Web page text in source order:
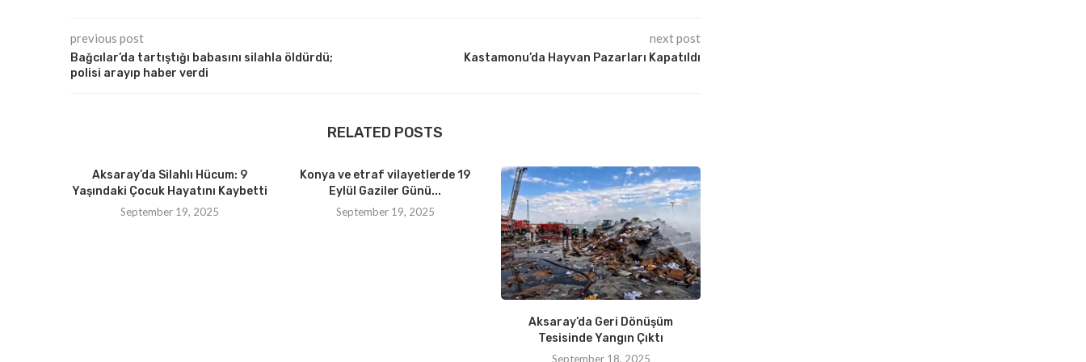
previous post
Bağcılar’da tartıştığı babasını silahla öldürdü;
polisi arayıp haber verdi
next post
Kastamonu’da Hayvan Pazarları Kapatıldı
RELATED POSTS
Aksaray’da Silahlı Hücum: 9
Yaşındaki Çocuk Hayatını Kaybetti
September 19, 2025
Konya ve etraf vilayetlerde 19
Eylül Gaziler Günü...
September 19, 2025
Aksaray’da Geri Dönüşüm
Tesisinde Yangın Çıktı
September 18, 2025